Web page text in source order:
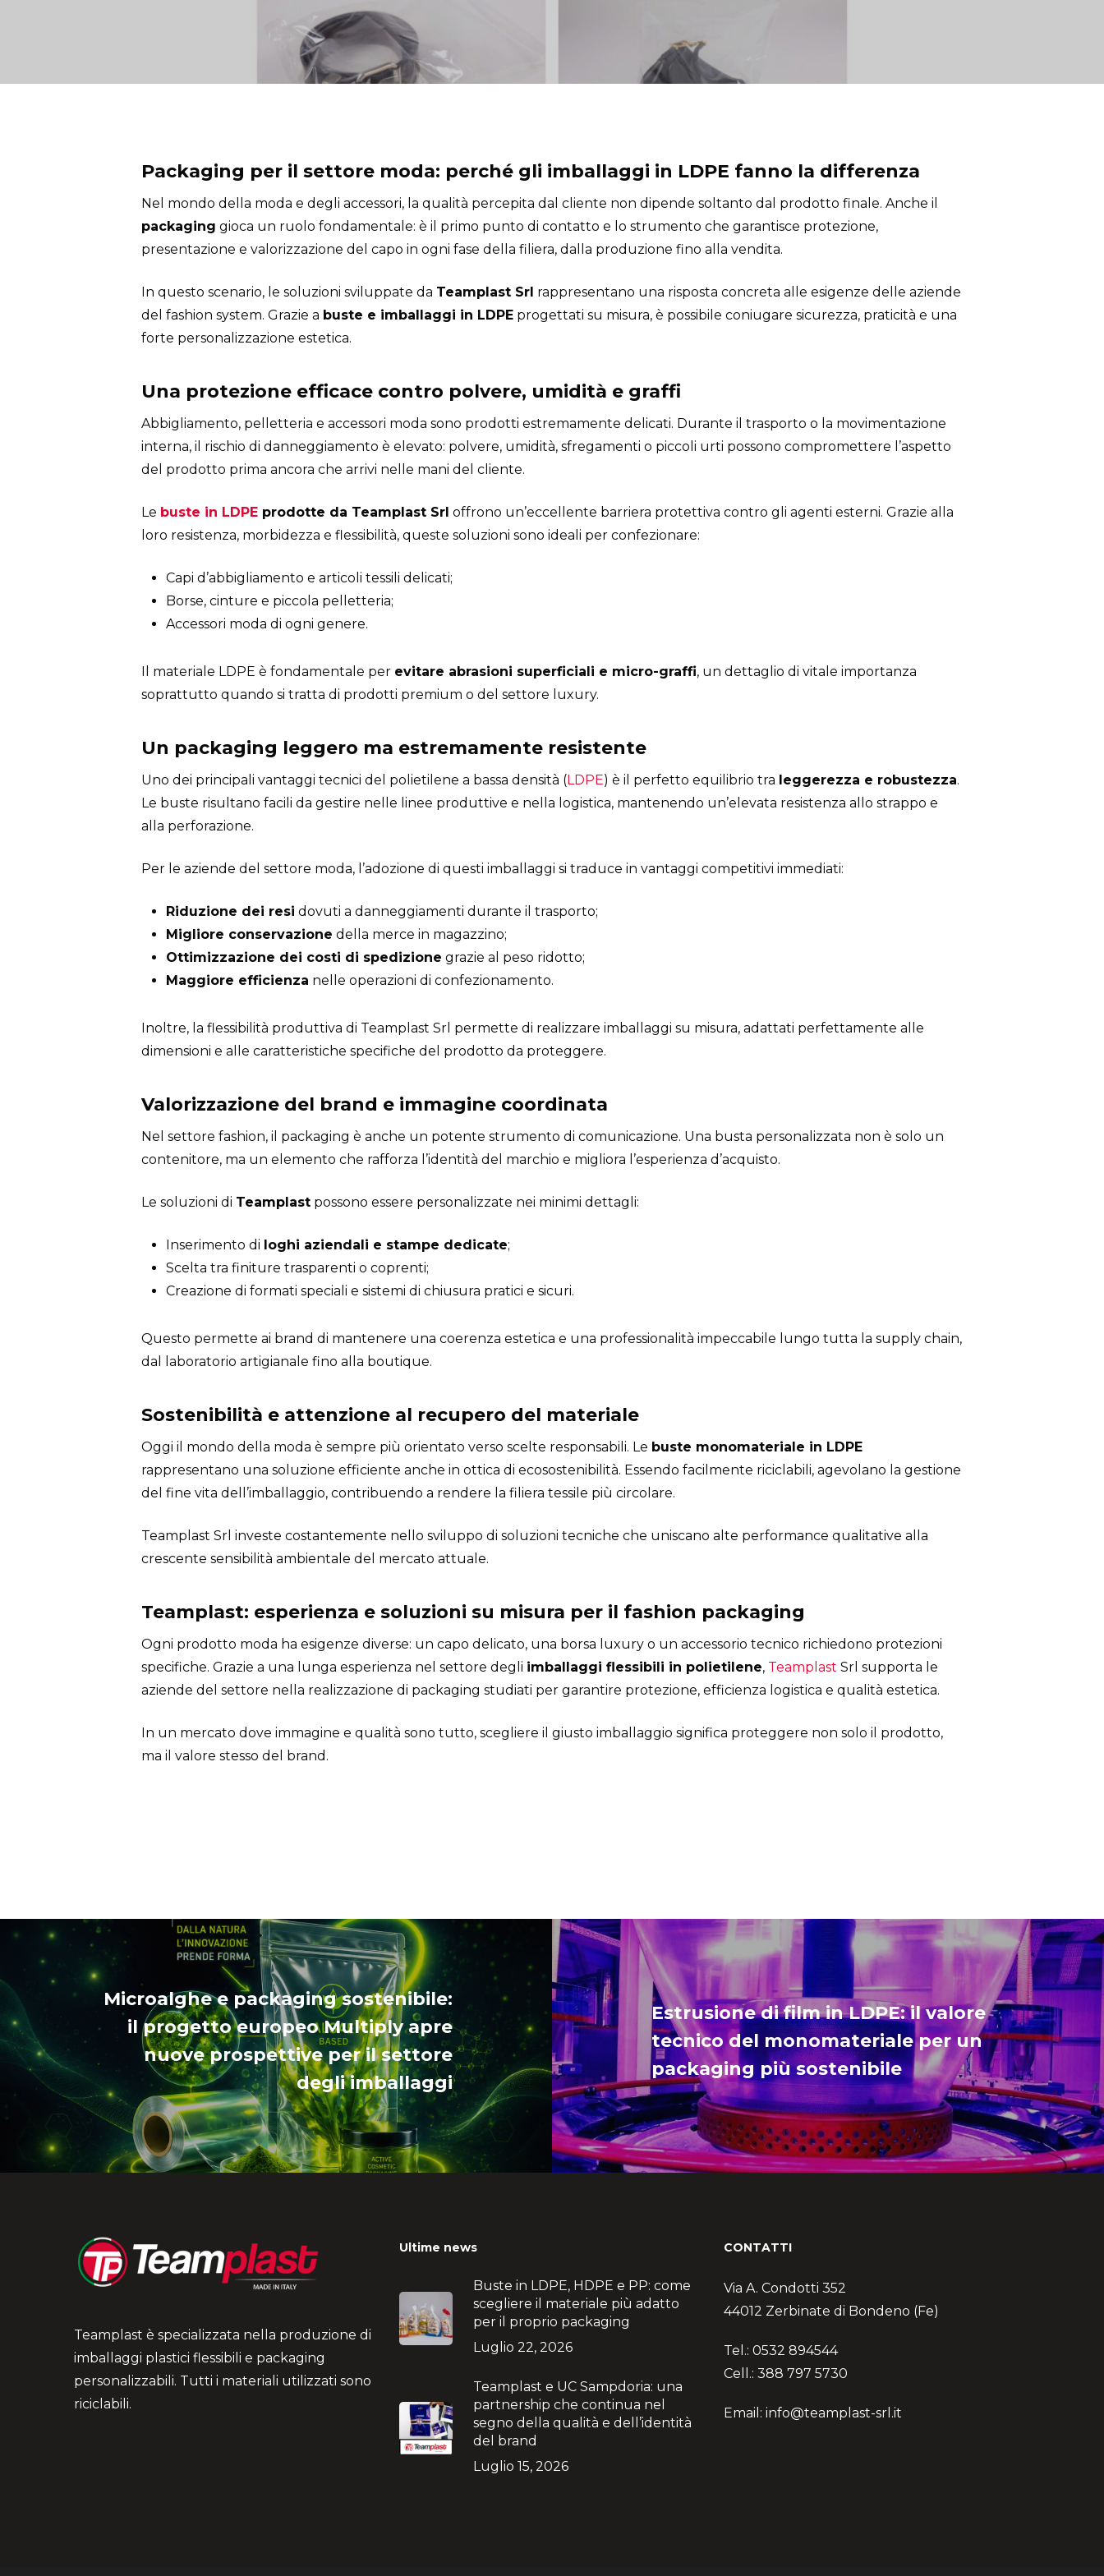
Packaging per il settore moda: perché gli imballaggi in LDPE fanno la differenza
Nel mondo della moda e degli accessori, la qualità percepita dal cliente non dipende soltanto dal prodotto finale. Anche il
packaging gioca un ruolo fondamentale: è il primo punto di contatto e lo strumento che garantisce protezione,
presentazione e valorizzazione del capo in ogni fase della filiera, dalla produzione fino alla vendita.
In questo scenario, le soluzioni sviluppate da Teamplast Srl rappresentano una risposta concreta alle esigenze delle aziende
del fashion system. Grazie a buste e imballaggi in LDPE progettati su misura, è possibile coniugare sicurezza, praticità e una
forte personalizzazione estetica.
Una protezione efficace contro polvere, umidità e graffi
Abbigliamento, pelletteria e accessori moda sono prodotti estremamente delicati. Durante il trasporto o la movimentazione
interna, il rischio di danneggiamento è elevato: polvere, umidità, sfregamenti o piccoli urti possono compromettere l’aspetto
del prodotto prima ancora che arrivi nelle mani del cliente.
Le buste in LDPE prodotte da Teamplast Srl offrono un’eccellente barriera protettiva contro gli agenti esterni. Grazie alla
loro resistenza, morbidezza e flessibilità, queste soluzioni sono ideali per confezionare:
Capi d’abbigliamento e articoli tessili delicati;
Borse, cinture e piccola pelletteria;
Accessori moda di ogni genere.
Il materiale LDPE è fondamentale per evitare abrasioni superficiali e micro-graffi, un dettaglio di vitale importanza
soprattutto quando si tratta di prodotti premium o del settore luxury.
Un packaging leggero ma estremamente resistente
Uno dei principali vantaggi tecnici del polietilene a bassa densità (LDPE) è il perfetto equilibrio tra leggerezza e robustezza.
Le buste risultano facili da gestire nelle linee produttive e nella logistica, mantenendo un’elevata resistenza allo strappo e
alla perforazione.
Per le aziende del settore moda, l’adozione di questi imballaggi si traduce in vantaggi competitivi immediati:
Riduzione dei resi dovuti a danneggiamenti durante il trasporto;
Migliore conservazione della merce in magazzino;
Ottimizzazione dei costi di spedizione grazie al peso ridotto;
Maggiore efficienza nelle operazioni di confezionamento.
Inoltre, la flessibilità produttiva di Teamplast Srl permette di realizzare imballaggi su misura, adattati perfettamente alle
dimensioni e alle caratteristiche specifiche del prodotto da proteggere.
Valorizzazione del brand e immagine coordinata
Nel settore fashion, il packaging è anche un potente strumento di comunicazione. Una busta personalizzata non è solo un
contenitore, ma un elemento che rafforza l’identità del marchio e migliora l’esperienza d’acquisto.
Le soluzioni di Teamplast possono essere personalizzate nei minimi dettagli:
Inserimento di loghi aziendali e stampe dedicate;
Scelta tra finiture trasparenti o coprenti;
Creazione di formati speciali e sistemi di chiusura pratici e sicuri.
Questo permette ai brand di mantenere una coerenza estetica e una professionalità impeccabile lungo tutta la supply chain,
dal laboratorio artigianale fino alla boutique.
Sostenibilità e attenzione al recupero del materiale
Oggi il mondo della moda è sempre più orientato verso scelte responsabili. Le buste monomateriale in LDPE
rappresentano una soluzione efficiente anche in ottica di ecosostenibilità. Essendo facilmente riciclabili, agevolano la gestione
del fine vita dell’imballaggio, contribuendo a rendere la filiera tessile più circolare.
Teamplast Srl investe costantemente nello sviluppo di soluzioni tecniche che uniscano alte performance qualitative alla
crescente sensibilità ambientale del mercato attuale.
Teamplast: esperienza e soluzioni su misura per il fashion packaging
Ogni prodotto moda ha esigenze diverse: un capo delicato, una borsa luxury o un accessorio tecnico richiedono protezioni
specifiche. Grazie a una lunga esperienza nel settore degli imballaggi flessibili in polietilene, Teamplast Srl supporta le
aziende del settore nella realizzazione di packaging studiati per garantire protezione, efficienza logistica e qualità estetica.
In un mercato dove immagine e qualità sono tutto, scegliere il giusto imballaggio significa proteggere non solo il prodotto,
ma il valore stesso del brand.
Microalghe e packaging sostenibile:
il progetto europeo Multiply apre
nuove prospettive per il settore
degli imballaggi
Estrusione di film in LDPE: il valore
tecnico del monomateriale per un
packaging più sostenibile
Teamplast è specializzata nella produzione di
imballaggi plastici flessibili e packaging
personalizzabili. Tutti i materiali utilizzati sono
riciclabili.
Ultime news
Buste in LDPE, HDPE e PP: come
scegliere il materiale più adatto
per il proprio packaging
Luglio 22, 2026
Teamplast e UC Sampdoria: una
partnership che continua nel
segno della qualità e dell’identità
del brand
Luglio 15, 2026
CONTATTI
Via A. Condotti 352
44012 Zerbinate di Bondeno (Fe)
Tel.: 0532 894544
Cell.: 388 797 5730
Email: info@teamplast-srl.it